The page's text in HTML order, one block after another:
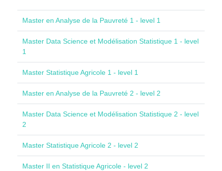
Master en Analyse de la Pauvreté 1 - level 1
Master Data Science et Modélisation Statistique 1 - level
1
Master Statistique Agricole 1 - level 1
Master en Analyse de la Pauvreté 2 - level 2
Master Data Science et Modélisation Statistique 2 - level
2
Master Statistique Agricole 2 - level 2
Master II en Statistique Agricole - level 2